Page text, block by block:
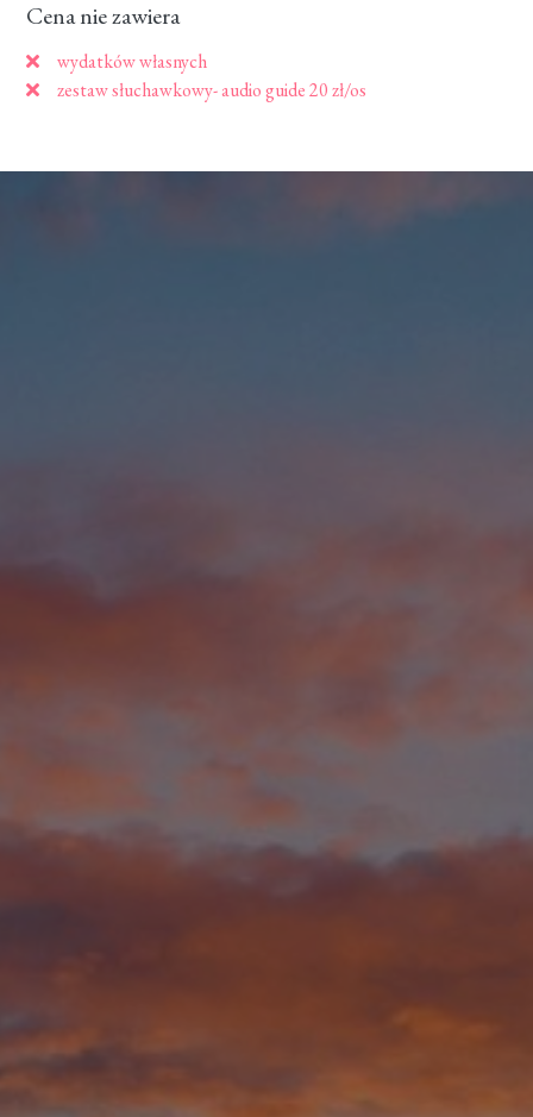
Cena nie zawiera
wydatków własnych
zestaw słuchawkowy- audio guide 20 zł/os